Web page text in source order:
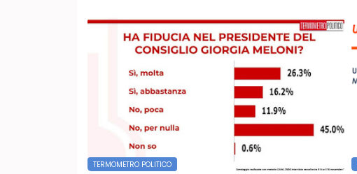
TERMOMETRO POLITICO